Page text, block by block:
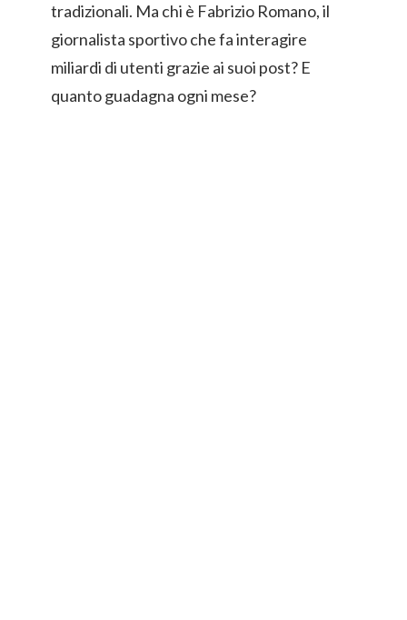
tradizionali. Ma chi è Fabrizio Romano, il
giornalista sportivo che fa interagire
miliardi di utenti grazie ai suoi post? E
quanto guadagna ogni mese?